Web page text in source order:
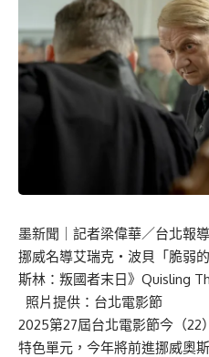
墨新聞 ｜記者梁偉華／台北報導
挪威名導艾瑞克・波貝「脆弱
斯林：叛國者末日》Quisling
照片提供：台北電影節
2025第27屆台北電影節今（22
特色單元，今年將前進挪威奧